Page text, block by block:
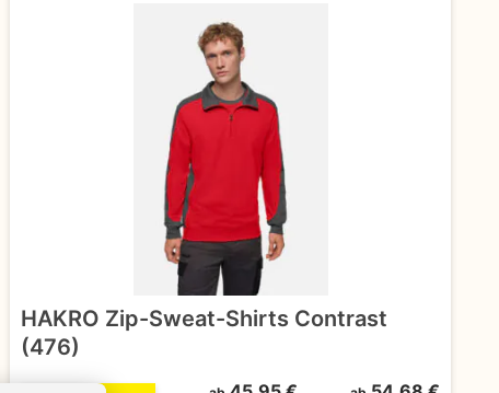
HAKRO Zip-Sweat-Shirts Contrast
(476)